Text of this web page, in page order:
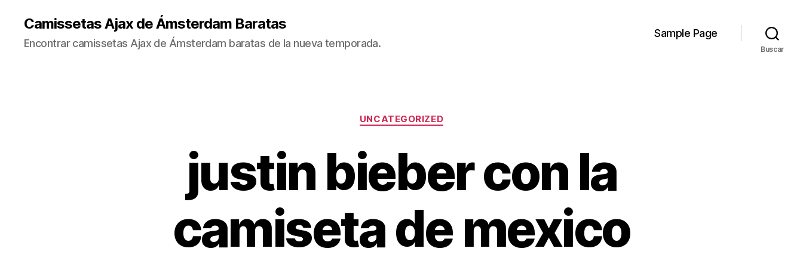
Camissetas Ajax de Ámsterdam Baratas
Encontrar camissetas Ajax de Ámsterdam baratas de la nueva temporada.
Sample Page
Buscar
Categorías
UNCATEGORIZED
justin bieber con la
camiseta de mexico